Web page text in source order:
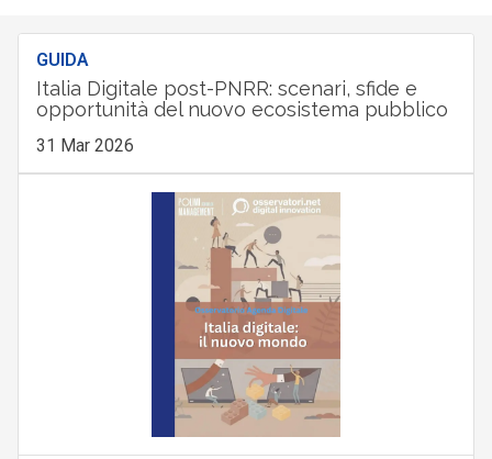
GUIDA
Italia Digitale post-PNRR: scenari, sfide e
opportunità del nuovo ecosistema pubblico
31 Mar 2026